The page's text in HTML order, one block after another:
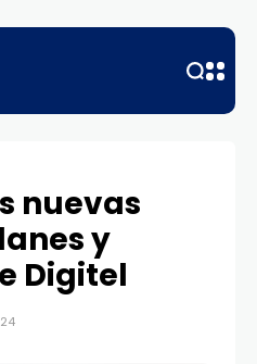
nuevas
y
Digitel